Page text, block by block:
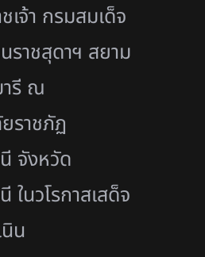
เจ้า กรมสมเด็จ
ราชสุดาฯ สยาม
รี ณ
ราชภัฏ
จังหวัด
ในวโรกาสเสด็จ
น